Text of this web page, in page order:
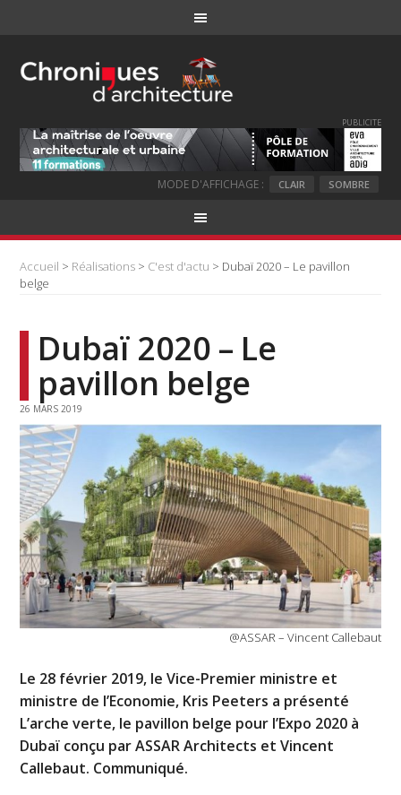
PUBLICITE
MODE D'AFFICHAGE : CLAIR SOMBRE
Accueil > Réalisations > C'est d'actu > Dubaï 2020 – Le pavillon
belge
Dubaï 2020 – Le
pavillon belge
26 MARS 2019
@ASSAR – Vincent Callebaut
Le 28 février 2019, le Vice-Premier ministre et
ministre de l’Economie, Kris Peeters a présenté
L’arche verte, le pavillon belge pour l’Expo 2020 à
Dubaï conçu par ASSAR Architects et Vincent
Callebaut. Communiqué.